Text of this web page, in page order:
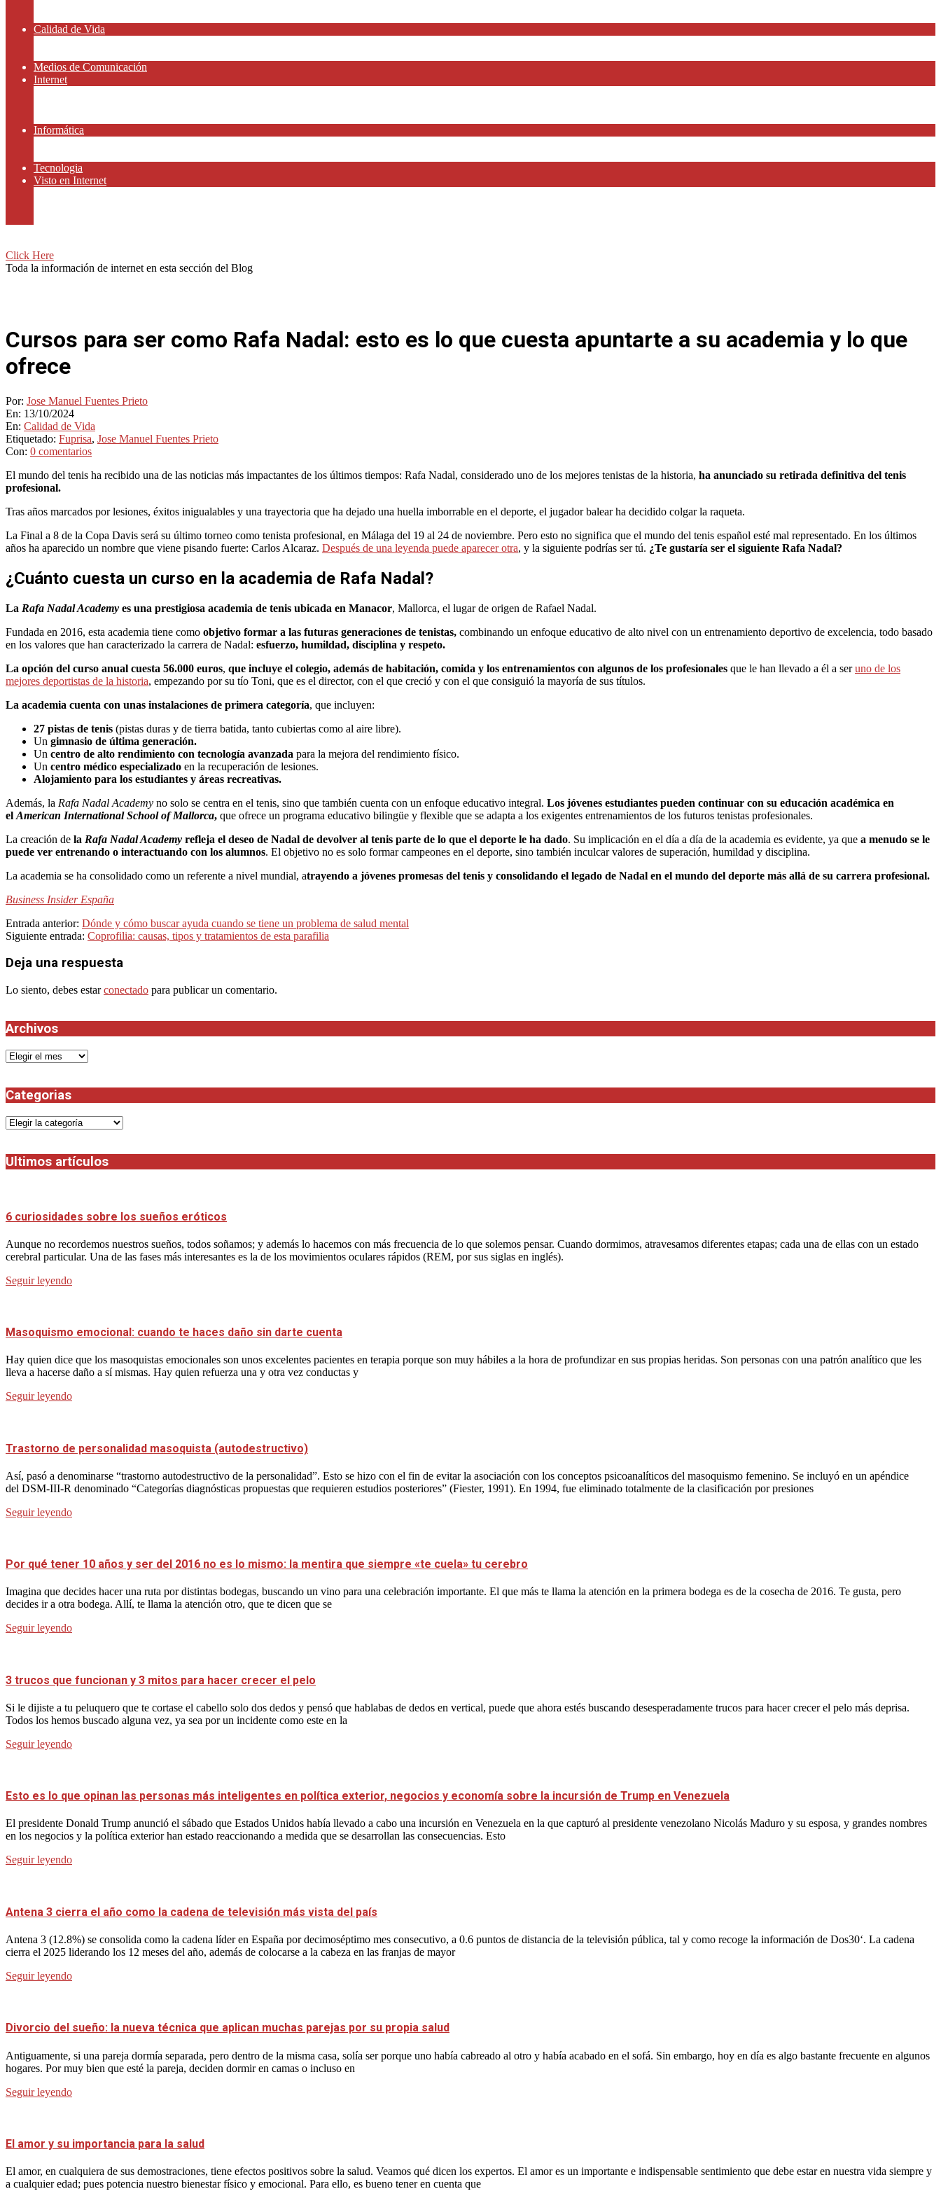
Calidad de Vida
Medios de Comunicación
Internet
Informática
Tecnologia
Visto en Internet
Click Here
Toda la información de internet en esta sección del Blog
Cursos para ser como Rafa Nadal: esto es lo que cuesta apuntarte a su academia y lo que
ofrece
Por: Jose Manuel Fuentes Prieto
En: 13/10/2024
En: Calidad de Vida
Etiquetado: Fuprisa, Jose Manuel Fuentes Prieto
Con: 0 comentarios
El mundo del tenis ha recibido una de las noticias más impactantes de los últimos tiempos: Rafa Nadal, considerado uno de los mejores tenistas de la historia, ha anunciado su retirada definitiva del tenis
profesional.
Tras años marcados por lesiones, éxitos inigualables y una trayectoria que ha dejado una huella imborrable en el deporte, el jugador balear ha decidido colgar la raqueta.
La Final a 8 de la Copa Davis será su último torneo como tenista profesional, en Málaga del 19 al 24 de noviembre. Pero esto no significa que el mundo del tenis español esté mal representado. En los últimos
años ha aparecido un nombre que viene pisando fuerte: Carlos Alcaraz. Después de una leyenda puede aparecer otra, y la siguiente podrías ser tú. ¿Te gustaría ser el siguiente Rafa Nadal?
¿Cuánto cuesta un curso en la academia de Rafa Nadal?
La Rafa Nadal Academy es una prestigiosa academia de tenis ubicada en Manacor, Mallorca, el lugar de origen de Rafael Nadal.
Fundada en 2016, esta academia tiene como objetivo formar a las futuras generaciones de tenistas, combinando un enfoque educativo de alto nivel con un entrenamiento deportivo de excelencia, todo basado
en los valores que han caracterizado la carrera de Nadal: esfuerzo, humildad, disciplina y respeto.
La opción del curso anual cuesta 56.000 euros, que incluye el colegio, además de habitación, comida y los entrenamientos con algunos de los profesionales que le han llevado a él a seruno de los
mejores deportistas de la historia, empezando por su tío Toni, que es el director, con el que creció y con el que consiguió la mayoría de sus títulos.
La academia cuenta con unas instalaciones de primera categoría, que incluyen:
27 pistas de tenis (pistas duras y de tierra batida, tanto cubiertas como al aire libre).
Un gimnasio de última generación.
Un centro de alto rendimiento con tecnología avanzada para la mejora del rendimiento físico.
Un centro médico especializado en la recuperación de lesiones.
Alojamiento para los estudiantes y áreas recreativas.
Además, la Rafa Nadal Academy no solo se centra en el tenis, sino que también cuenta con un enfoque educativo integral. Los jóvenes estudiantes pueden continuar con su educación académica en
el American International School of Mallorca, que ofrece un programa educativo bilingüe y flexible que se adapta a los exigentes entrenamientos de los futuros tenistas profesionales.
La creación de la Rafa Nadal Academy refleja el deseo de Nadal de devolver al tenis parte de lo que el deporte le ha dado. Su implicación en el día a día de la academia es evidente, ya que a menudo se le
puede ver entrenando o interactuando con los alumnos. El objetivo no es solo formar campeones en el deporte, sino también inculcar valores de superación, humildad y disciplina.
La academia se ha consolidado como un referente a nivel mundial, atrayendo a jóvenes promesas del tenis y consolidando el legado de Nadal en el mundo del deporte más allá de su carrera profesional.
Business Insider España
2024-
10-
Entrada anterior: Dónde y cómo buscar ayuda cuando se tiene un problema de salud mental
Siguiente entrada: Coprofilia: causas, tipos y tratamientos de esta parafilia
Deja una respuesta
Lo siento, debes estarconectado para publicar un comentario.
Archivos
Archivos
Categorias
Categorias
Ultimos artículos
6 curiosidades sobre los sueños eróticos
Aunque no recordemos nuestros sueños, todos soñamos; y además lo hacemos con más frecuencia de lo que solemos pensar. Cuando dormimos, atravesamos diferentes etapas; cada una de ellas con un estado
cerebral particular. Una de las fases más interesantes es la de los movimientos oculares rápidos (REM, por sus siglas en inglés).
Seguir leyendo
Masoquismo emocional: cuando te haces daño sin darte cuenta
Hay quien dice que los masoquistas emocionales son unos excelentes pacientes en terapia porque son muy hábiles a la hora de profundizar en sus propias heridas. Son personas con una patrón analítico que les
lleva a hacerse daño a sí mismas. Hay quien refuerza una y otra vez conductas y
Seguir leyendo
Trastorno de personalidad masoquista (autodestructivo)
Así, pasó a denominarse “trastorno autodestructivo de la personalidad”. Esto se hizo con el fin de evitar la asociación con los conceptos psicoanalíticos del masoquismo femenino. Se incluyó en un apéndice
del DSM-III-R denominado “Categorías diagnósticas propuestas que requieren estudios posteriores” (Fiester, 1991). En 1994, fue eliminado totalmente de la clasificación por presiones
Seguir leyendo
Por qué tener 10 años y ser del 2016 no es lo mismo: la mentira que siempre «te cuela» tu cerebro
Imagina que decides hacer una ruta por distintas bodegas, buscando un vino para una celebración importante. El que más te llama la atención en la primera bodega es de la cosecha de 2016. Te gusta, pero
decides ir a otra bodega. Allí, te llama la atención otro, que te dicen que se
Seguir leyendo
3 trucos que funcionan y 3 mitos para hacer crecer el pelo
Si le dijiste a tu peluquero que te cortase el cabello solo dos dedos y pensó que hablabas de dedos en vertical, puede que ahora estés buscando desesperadamente trucos para hacer crecer el pelo más deprisa.
Todos los hemos buscado alguna vez, ya sea por un incidente como este en la
Seguir leyendo
Esto es lo que opinan las personas más inteligentes en política exterior, negocios y economía sobre la incursión de Trump en Venezuela
El presidente Donald Trump anunció el sábado que Estados Unidos había llevado a cabo una incursión en Venezuela en la que capturó al presidente venezolano Nicolás Maduro y su esposa, y grandes nombres
en los negocios y la política exterior han estado reaccionando a medida que se desarrollan las consecuencias. Esto
Seguir leyendo
Antena 3 cierra el año como la cadena de televisión más vista del país
Antena 3 (12.8%) se consolida como la cadena líder en España por decimoséptimo mes consecutivo, a 0.6 puntos de distancia de la televisión pública, tal y como recoge la información de Dos30‘. La cadena
cierra el 2025 liderando los 12 meses del año, además de colocarse a la cabeza en las franjas de mayor
Seguir leyendo
Divorcio del sueño: la nueva técnica que aplican muchas parejas por su propia salud
Antiguamente, si una pareja dormía separada, pero dentro de la misma casa, solía ser porque uno había cabreado al otro y había acabado en el sofá. Sin embargo, hoy en día es algo bastante frecuente en algunos
hogares. Por muy bien que esté la pareja, deciden dormir en camas o incluso en
Seguir leyendo
El amor y su importancia para la salud
El amor, en cualquiera de sus demostraciones, tiene efectos positivos sobre la salud. Veamos qué dicen los expertos. El amor es un importante e indispensable sentimiento que debe estar en nuestra vida siempre y
a cualquier edad; pues potencia nuestro bienestar físico y emocional. Para ello, es bueno tener en cuenta que